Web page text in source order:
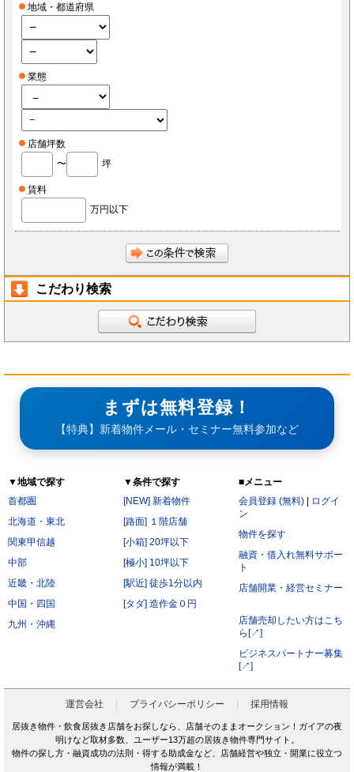
地域・都道府県
業態
店舗坪数
〜
坪
賃料
万円以下
こだわり検索
まずは無料登録！
【特典】新着物件メール・セミナー無料参加など
▼地域で探す
首都圏
北海道・東北
関東甲信越
中部
近畿・北陸
中国・四国
九州・沖縄
▼条件で探す
[NEW] 新着物件
[路面] １階店舗
[小箱] 20坪以下
[極小] 10坪以下
[駅近] 徒歩1分以内
[タダ] 造作金０円
■メニュー
会員登録 (無料)
ログイ
ン
物件を探す
融資・借入れ無料サポー
ト
店舗開業・経営セミナー
店舗売却したい方はこち
ら[↗]
ビジネスパートナー募集
[↗]
運営会社 プライバシーポリシー 採用情報
居抜き物件・飲食居抜き店舗をお探しなら、店舗そのままオークション！ガイアの夜
明けなど取材多数、ユーザー13万超の居抜き物件専門サイト。
物件の探し方・融資成功の法則・得する助成金など、店舗経営や独立・開業に役立つ
情報が満載！